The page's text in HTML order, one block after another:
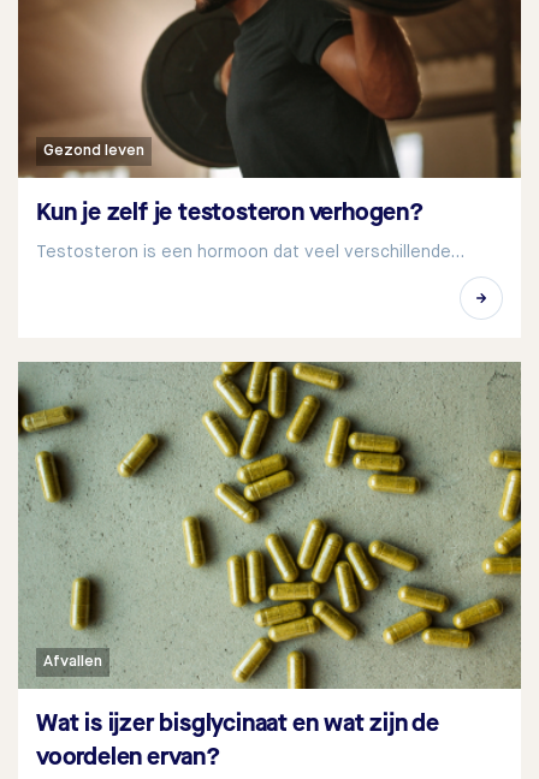
Gezond leven
Kun je zelf je testosteron verhogen?
Testosteron is een hormoon dat veel verschillende…
Afvallen
Wat is ijzer bisglycinaat en wat zijn de
voordelen ervan?